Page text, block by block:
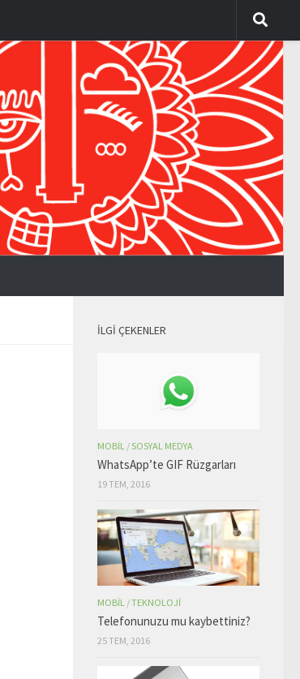
İLGI ÇEKENLER
MOBIL /SOSYAL MEDYA
WhatsApp’te GIF Rüzgarları
19 TEM, 2016
MOBIL /TEKNOLOJI
Telefonunuzu mu kaybettiniz?
25 TEM, 2016